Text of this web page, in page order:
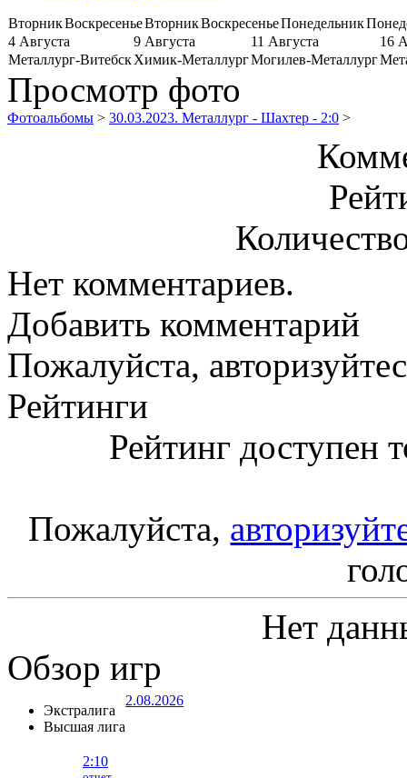
ВторникВоскресеньеВторникВоскресеньеПонедельник
4 Августа
9 Августа 11 Августа
16
Металлург-ВитебскХимик-МеталлургМогилев-Металлург
Просмотр фото
Фотоальбомы > 30.03.2023. Металлург - Шахтер - 2:0 >
Нет комментариев.
Добавить комментарий
Пожалуйста,
Рейтинги
Рейтинг доступен
Пожалуйста,
Нет
Обзор игр
Экстралига
Высшая лига
2.08.2026
2:10